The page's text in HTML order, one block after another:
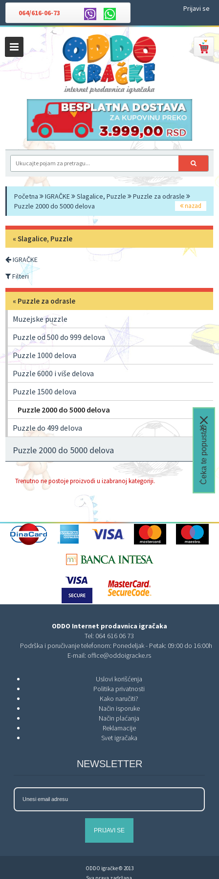
064/616-06-73 Prijavi se
Početna IGRAČKE Slagalice, Puzzle
Puzzle za odrasle
Puzzle 2000 do 5000 delova
nazad
«Slagalice, Puzzle
IGRAČKE
Filteri
« Puzzle za odrasle
Muzejske puzzle
Puzzle od 500 do 999 delova
Puzzle 1000 delova
Puzzle 6000 i više delova
Puzzle 1500 delova
Puzzle 2000 do 5000 delova
Puzzle do 499 delova
Puzzle 2000 do 5000 delova
Trenutno ne postoje proizvodi u izabranoj kategoriji.
ODDO Internet prodavnica igračaka
Tel: 064 616 06 73
Podrška i poručivanje telefonom: Ponedeljak - Petak: 09:00 do 16:00h
E-mail: office@oddoigracke.rs
Uslovi korišćenja
Politika privatnosti
Kako naručiti?
Način isporuke
Način plaćanja
Reklamacije
Svet igračaka
NEWSLETTER
PRIJAVI SE
ODDO igračke © 2013
Čeka te popust🎁